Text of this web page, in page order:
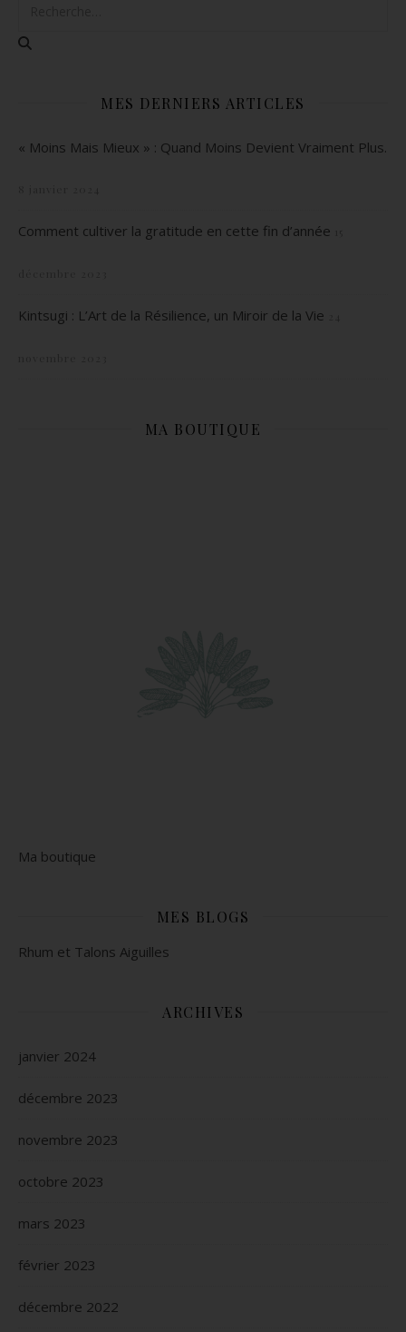
MES DERNIERS ARTICLES
« Moins Mais Mieux » : Quand Moins Devient Vraiment Plus.
Comment cultiver la gratitude en cette fin d’année
Kintsugi : L’Art de la Résilience, un Miroir de la Vie
MA BOUTIQUE
Ma boutique
MES BLOGS
Rhum et Talons Aiguilles
ARCHIVES
janvier 2024
décembre 2023
novembre 2023
octobre 2023
mars 2023
février 2023
décembre 2022